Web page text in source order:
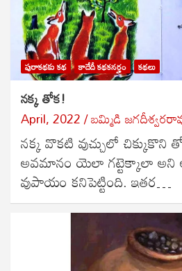
పురాకథకు కథ కాదేదీ కథకనర్హం కథలు
నక్క తోక!
April, 2022 బ‌మ్మిడి
నక్క వొకటి వుచ్చులో
అవమానం యెలా గట్టెక్కాలా
వుపాయం కనిపెట్టింది. ఇతర…